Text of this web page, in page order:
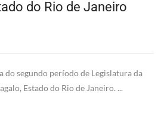
do Rio de Janeiro
do segundo período de Legislatura da
Estado do Rio de Janeiro. ...